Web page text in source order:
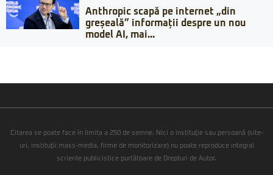
Anthropic scapă pe internet „din
greșeală” informații despre un nou
model AI, mai...
Citarea se poate face în limita a 250 de semne. Nici o instituţie sau persoană (site-
uri, instituţii mass-media, firme de monitorizare) nu poate reproduce integral
scrierile publicistice purtătoare de Drepturi de Autor.